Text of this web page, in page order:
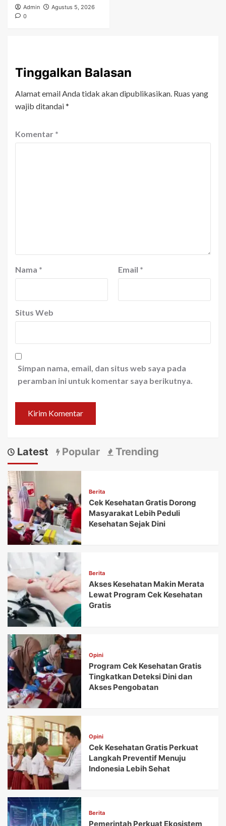
Admin
Agustus 5, 2026
0
Tinggalkan Balasan
Alamat email Anda tidak akan dipublikasikan. Ruas yang
wajib ditandai*
Komentar *
Nama * Email *
Situs Web
Simpan nama, email, dan situs web saya pada
peramban ini untuk komentar saya berikutnya.
Latest Popular Trending
Berita
Cek Kesehatan Gratis Dorong
Masyarakat Lebih Peduli
Kesehatan Sejak Dini
Berita
Akses Kesehatan Makin Merata
Lewat Program Cek Kesehatan
Gratis
Opini
Program Cek Kesehatan Gratis
Tingkatkan Deteksi Dini dan
Akses Pengobatan
Opini
Cek Kesehatan Gratis Perkuat
Langkah Preventif Menuju
Indonesia Lebih Sehat
Berita
Pemerintah Perkuat Ekosistem